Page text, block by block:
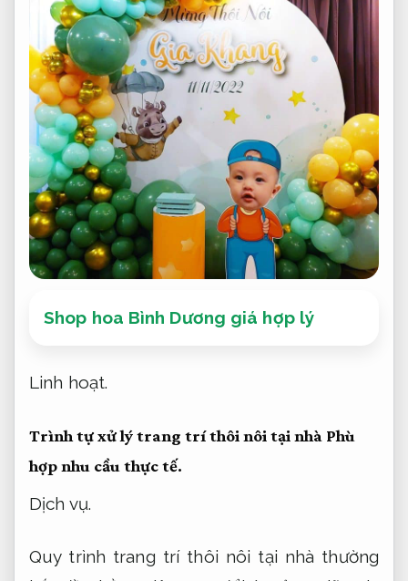
Shop hoa Bình Dương giá hợp lý
Linh hoạt.
Trình tự xử lý trang trí thôi nôi tại nhà Phù
hợp nhu cầu thực tế.
Dịch vụ.
Quy trình trang trí thôi nôi tại nhà thường